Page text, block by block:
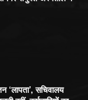
‘लापता’, सचिवालय